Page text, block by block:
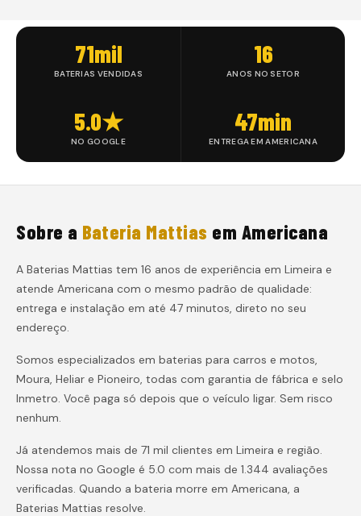
71mil
BATERIAS VENDIDAS
16
ANOS NO SETOR
5.0★
NO GOOGLE
47min
ENTREGA EM AMERICANA
Sobre a Bateria Mattias em Americana
A Baterias Mattias tem 16 anos de experiência em Limeira e
atende Americana com o mesmo padrão de qualidade:
entrega e instalação em até 47 minutos, direto no seu
endereço.
Somos especializados em baterias para carros e motos,
Moura, Heliar e Pioneiro, todas com garantia de fábrica e selo
Inmetro. Você paga só depois que o veículo ligar. Sem risco
nenhum.
Já atendemos mais de 71 mil clientes em Limeira e região.
Nossa nota no Google é 5.0 com mais de 1.344 avaliações
verificadas. Quando a bateria morre em Americana, a
Baterias Mattias resolve.